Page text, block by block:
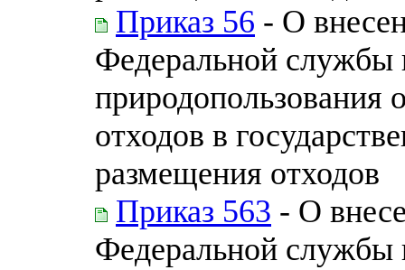
Приказ 56 - О
Федеральной службы
природопользования
отходов в
размещения отходов
Приказ 563 - О
Федеральной службы